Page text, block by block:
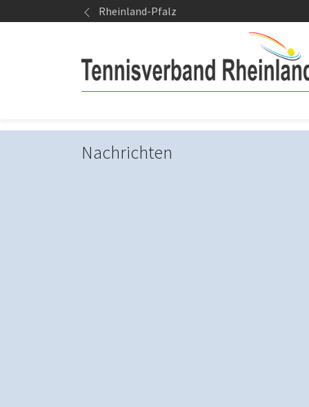
Springe zum SeiteninhaltRheinland-Pfalz
Nachrichten